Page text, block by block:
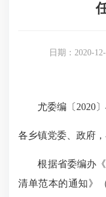
日期：2020-
尤委编〔2020〕
各乡镇党委、政府，
根据省委编办《
清单范本的通知》